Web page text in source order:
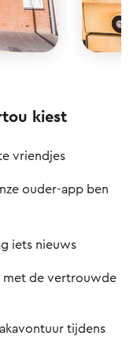
kiest
vriendjes
ouder-app ben
iets nieuws
met de vertrouwde
tijdens